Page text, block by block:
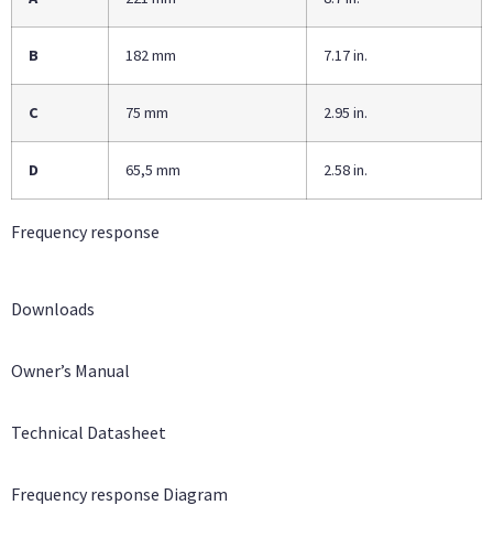
B 182 mm 7.17 in.
C 75 mm 2.95 in.
D 65,5 mm 2.58 in.
Frequency response
Downloads
Owner’s Manual
Technical Datasheet
Frequency response Diagram